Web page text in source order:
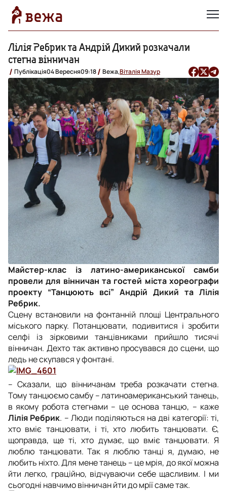
Лілія Ребрик та Андрій Дикий розкачали
стегна вінничан
Публікація04 Вересня09:18 Вежа,Віталія Мазур
Майстер-клас із латино-американської самби
провели для вінничан та гостей міста хореографи
проекту “Танцюють всі” Андрій Дикий та Лілія
Ребрик.
Сцену встановили на фонтанній площі Центрального
міського парку. Потанцювати, подивитися і зробити
селфі із зірковими танцівниками прийшло тисячі
вінничан. Дехто так активно просувався до сцени, що
ледь не скупався у фонтані.
– Сказали, що вінничанам треба розкачати стегна.
Тому танцюємо самбу – латиноамериканський танець,
в якому робота стегнами – це основа танцю, – каже
Лілія Ребрик. – Люди поділяються на дві категорії: ті,
хто вміє танцювати, і ті, хто любить танцювати. Є,
щоправда, ще ті, хто думає, що вміє танцювати. Я
люблю танцювати. Так я люблю танці я, думаю, не
любить ніхто. Для мене танець – це мрія, до якої можна
йти легко, граційно, відчуваючи себе щасливим. І ми
сьогодні навчимо вінничан йти до мрії саме так.